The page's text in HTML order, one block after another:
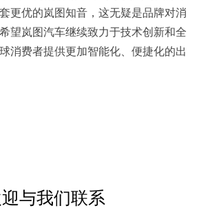
更优的岚图知音，这无疑是品牌对消
望岚图汽车继续致力于技术创新和全
消费者提供更加智能化、便捷化的出
与我们联系